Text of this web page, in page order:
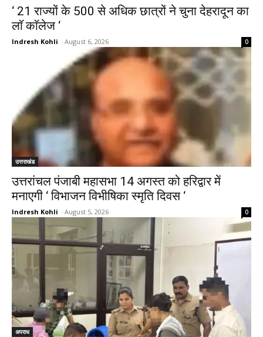
‘ 21 राज्यों के 500 से अधिक छात्रों ने चुना देहरादून का
लाॅ काॅलेज ‘
Indresh Kohli - August 6, 2026 0
उत्तराखंड
उत्तरांचल पंजाबी महासभा 14 अगस्त को हरिद्वार में
मनाएगी ‘ विभाजन विभीषिका स्मृति दिवस ‘
Indresh Kohli - August 5, 2026 0
अपराध